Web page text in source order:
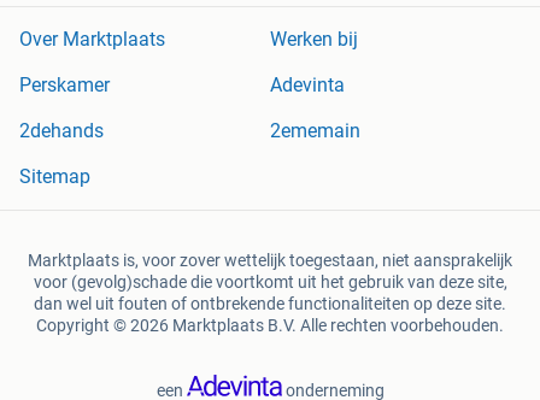
Over Marktplaats
Werken bij
Perskamer
Adevinta
2dehands
2ememain
Sitemap
Marktplaats is, voor zover wettelijk toegestaan, niet aansprakelijk
voor (gevolg)schade die voortkomt uit het gebruik van deze site,
dan wel uit fouten of ontbrekende functionaliteiten op deze site.
Copyright © 2026 Marktplaats B.V. Alle rechten voorbehouden.
een onderneming